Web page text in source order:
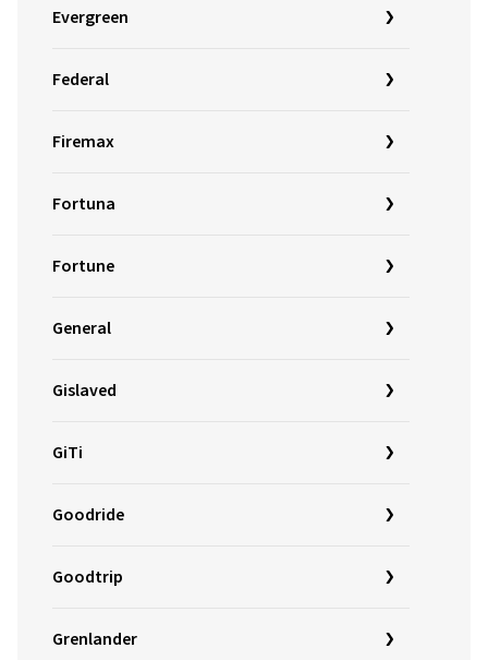
Evergreen
Federal
Firemax
Fortuna
Fortune
General
Gislaved
GiTi
Goodride
Goodtrip
Grenlander